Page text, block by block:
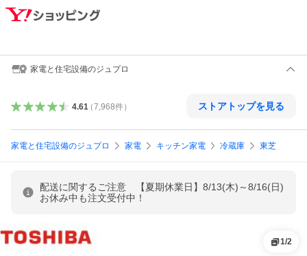
家電と住宅設備のジュプロ
4.61（7,968件） ストアトップを見る
家電と住宅設備のジュプロ 家電 キッチン家電 冷蔵庫 東芝
配送に関するご注意 【夏期休業日】8/13(木)～8/16(日)
お休み中も注文受付中！
1/2